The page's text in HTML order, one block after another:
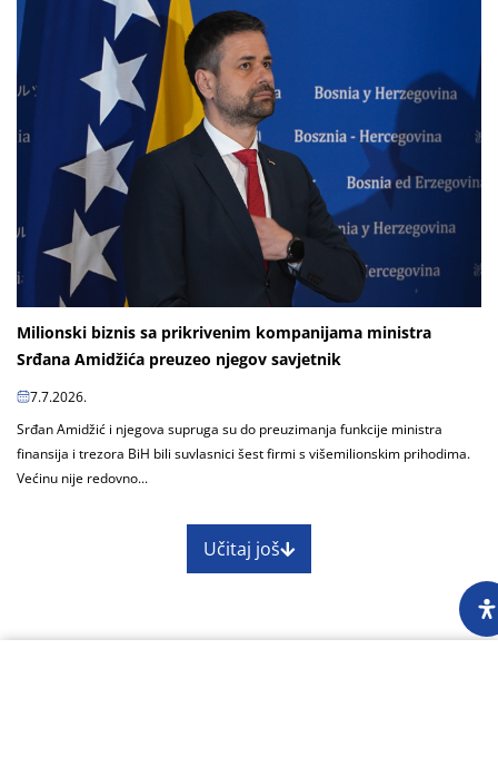
Milionski biznis sa prikrivenim kompanijama ministra
Srđana Amidžića preuzeo njegov savjetnik
7.7.2026.
Srđan Amidžić i njegova supruga su do preuzimanja funkcije ministra
finansija i trezora BiH bili suvlasnici šest firmi s višemilionskim prihodima.
Većinu nije redovno...
Učitaj još